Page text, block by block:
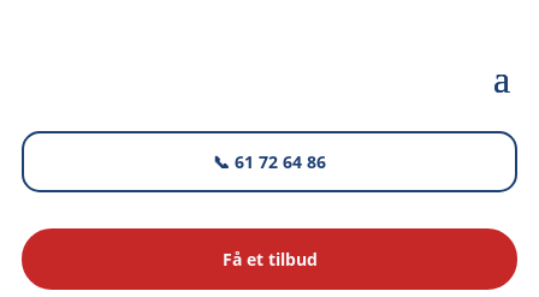
📞 61 72 64 86
Få et tilbud